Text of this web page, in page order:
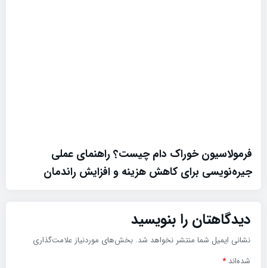
فرمولاسیون خوراک دام چیست؟ راهنمای عملی
جیره‌نویسی برای کاهش هزینه و افزایش راندمان
دیدگاهتان را بنویسید
نشانی ایمیل شما منتشر نخواهد شد. بخش‌های موردنیاز علامت‌گذاری
شده‌اند *